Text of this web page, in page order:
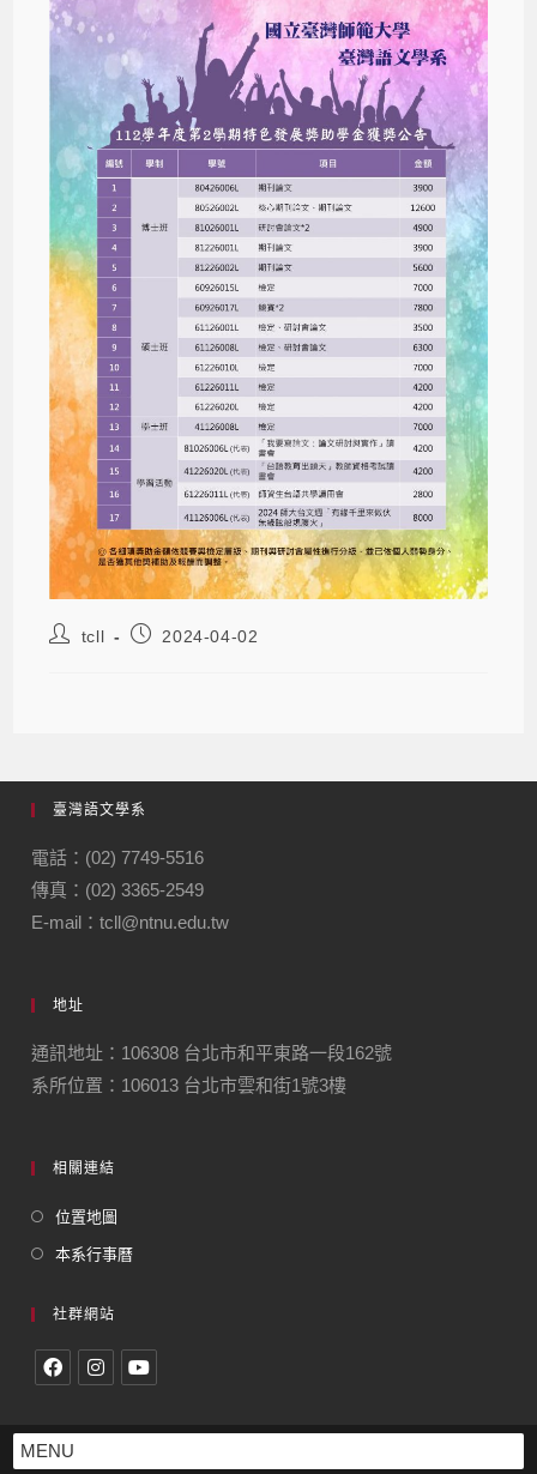
tcll 2024-04-02
臺灣語文學系
電話：(02) 7749-5516
傳真：(02) 3365-2549
E-mail：tcll@ntnu.edu.tw
地址
通訊地址：106308 台北市和平東路一段162號
系所位置：106013 台北市雲和街1號3樓
相關連結
位置地圖
本系行事曆
社群網站
MENU